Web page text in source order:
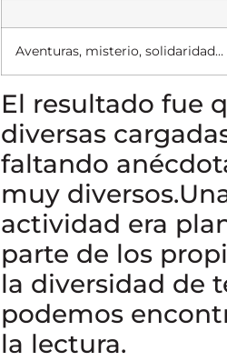
Aventuras, misterio,
El resultado fue
diversas
faltando
muy diversos.
actividad era
parte de los
la diversidad de
podemos
la lectura.